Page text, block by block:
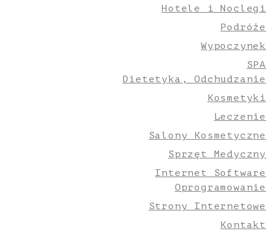
Hotele i Noclegi
Podróże
Wypoczynek
SPA
Dietetyka, Odchudzanie
Kosmetyki
Leczenie
Salony Kosmetyczne
Sprzęt Medyczny
Internet Software
Oprogramowanie
Strony Internetowe
Kontakt